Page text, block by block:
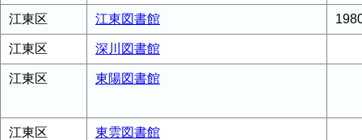
江東区 江東図書館
江東区 深川図書館
江東区 東陽図書館
江東区 東雲図書館